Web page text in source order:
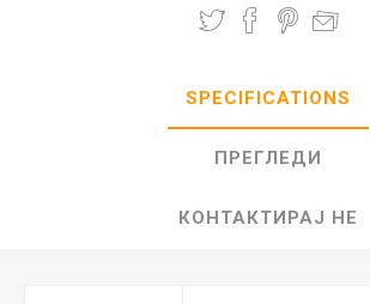
SPECIFICATIONS
ПРЕГЛЕДИ
КОНТАКТИРАЈ НЕ